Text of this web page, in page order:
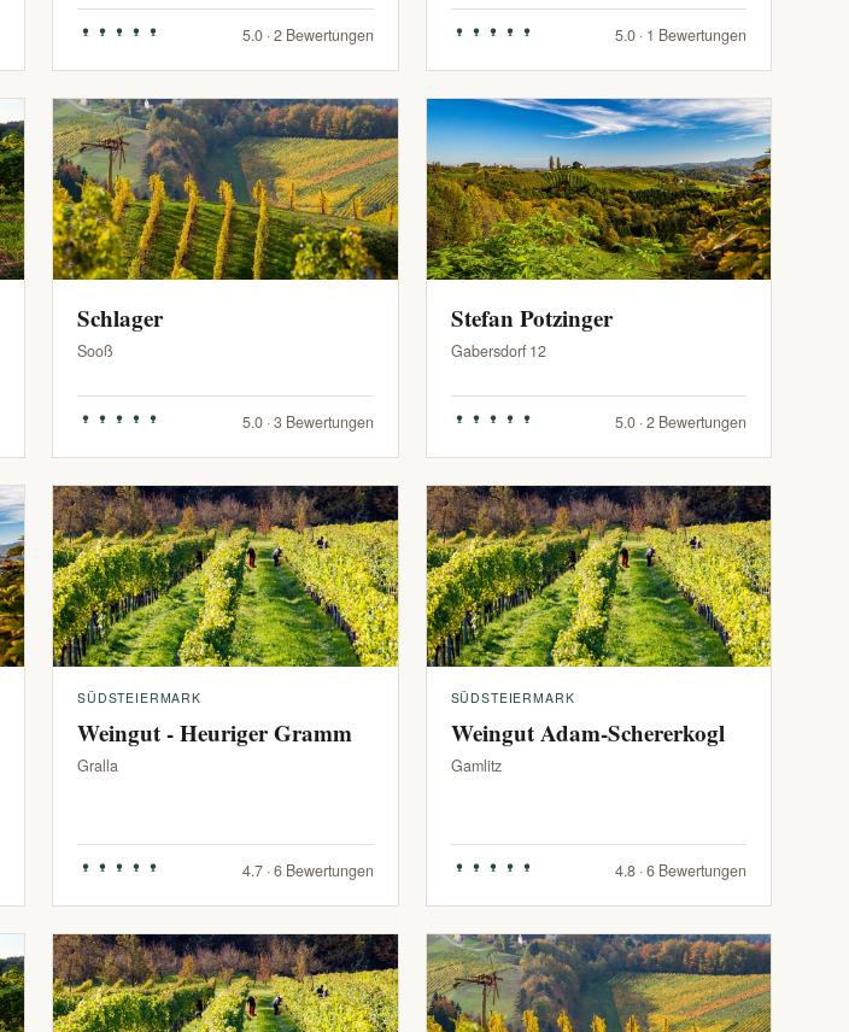
5.0 · 2 Bewertungen 5.0 · 1 Bewertungen
Schlager
Sooß
5.0 · 3 Bewertungen
Stefan Potzinger
Gabersdorf 12
5.0 · 2 Bewertungen
SÜDSTEIERMARK
Weingut - Heuriger Gramm
Gralla
4.7 · 6 Bewertungen
SÜDSTEIERMARK
Weingut Adam-Schererkogl
Gamlitz
4.8 · 6 Bewertungen